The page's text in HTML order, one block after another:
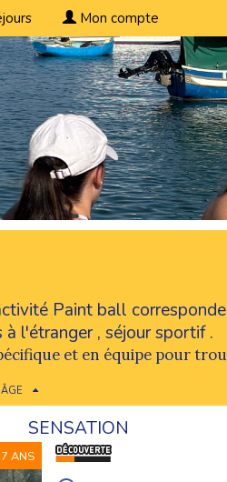
Mon compte
Paint ball
à l'étranger, séjour sportif.
et en équipe pour
SENSATION
ANS